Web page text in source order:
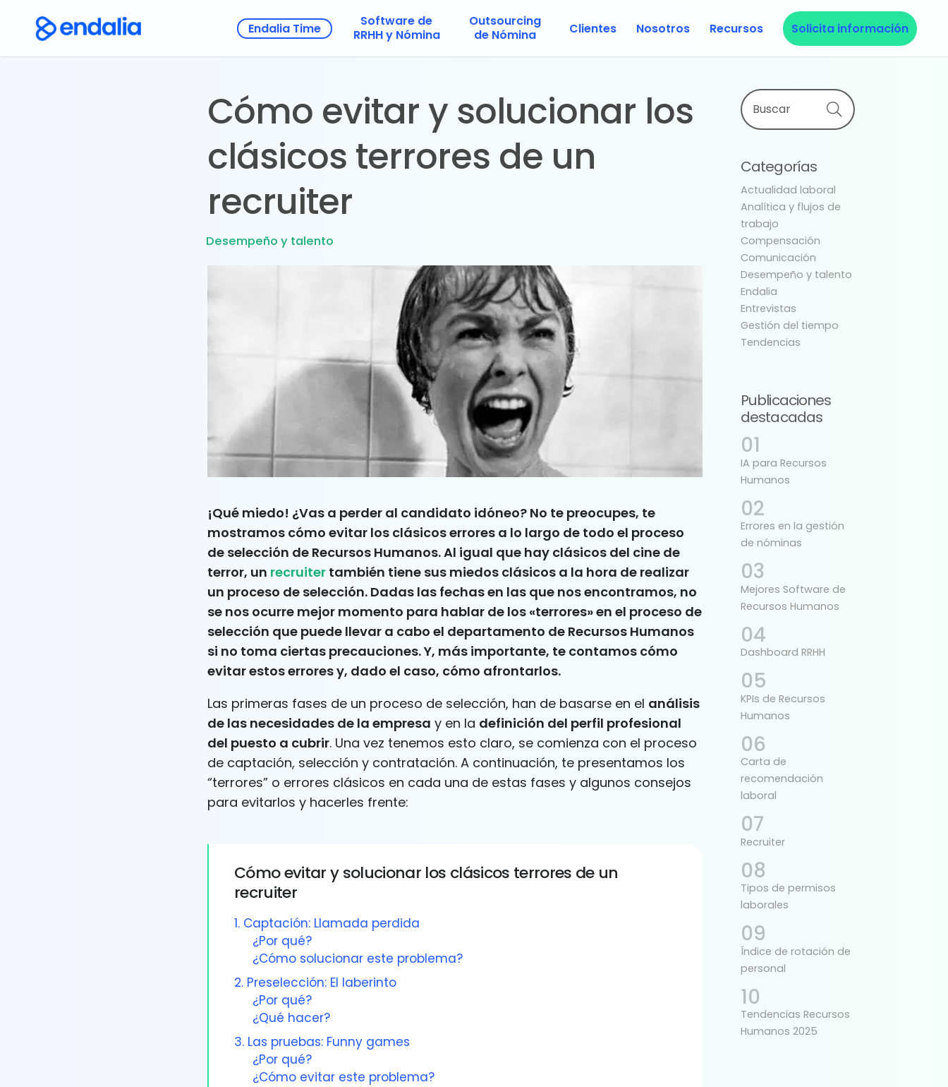
Endalia Time
Software de
RRHH y Nómina
Outsourcing
de Nómina
Clientes Nosotros Recursos Solicita información
Cómo evitar y solucionar los
clásicos terrores de un
recruiter
Desempeño y talento
¡Qué miedo! ¿Vas a perder al candidato idóneo? No te preocupes, te
mostramos cómo evitar los clásicos errores a lo largo de todo el proceso
de selección de Recursos Humanos. Al igual que hay clásicos del cine de
terror, un recruiter también tiene sus miedos clásicos a la hora de realizar
un proceso de selección. Dadas las fechas en las que nos encontramos, no
se nos ocurre mejor momento para hablar de los «terrores» en el proceso de
selección que puede llevar a cabo el departamento de Recursos Humanos
si no toma ciertas precauciones. Y, más importante, te contamos cómo
evitar estos errores y, dado el caso, cómo afrontarlos.
Las primeras fases de un proceso de selección, han de basarse en el análisis
de las necesidades de la empresa y en la definición del perfil profesional
del puesto a cubrir. Una vez tenemos esto claro, se comienza con el proceso
de captación, selección y contratación. A continuación, te presentamos los
“terrores” o errores clásicos en cada una de estas fases y algunos consejos
para evitarlos y hacerles frente:
Cómo evitar y solucionar los clásicos terrores de un
recruiter
1. Captación: Llamada perdida
¿Por qué?
¿Cómo solucionar este problema?
2. Preselección: El laberinto
¿Por qué?
¿Qué hacer?
3. Las pruebas: Funny games
¿Por qué?
¿Cómo evitar este problema?
Primary
Sidebar
Categorías
Actualidad laboral
Analítica y flujos de
trabajo
Compensación
Comunicación
Desempeño y talento
Endalia
Entrevistas
Gestión del tiempo
Tendencias
Publicaciones
destacadas
IA para Recursos
Humanos
Errores en la gestión
de nóminas
Mejores Software de
Recursos Humanos
Dashboard RRHH
KPIs de Recursos
Humanos
Carta de
recomendación
laboral
Recruiter
Tipos de permisos
laborales
Índice de rotación de
personal
Tendencias Recursos
Humanos 2025